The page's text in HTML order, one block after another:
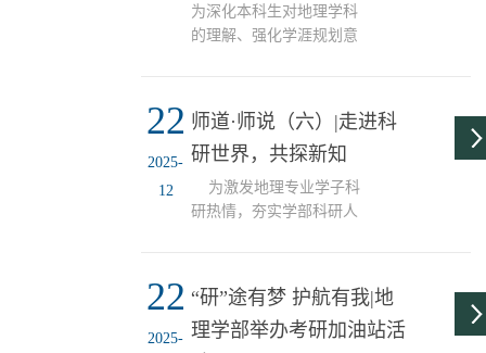
变化背景下水资源演变机
理这一科学问题，持续...
本科大一学生参加，学部
党委副书记刘亮主持。高
科研项目、主要学术论文
成果以及指导学生论文与
竞赛等四大维度展开介
绍，充分展现了其深厚的
学术积淀与丰富的育人经
为深化本科生对地理学科
的理解、强化学涯规划意
举办“师道·师说”系列第七
讲与第八讲，分别邀请青
年教师陈小强与教授孟伟
庆担任主讲，2024级、
2025级全体本科生参与，
师的求索之路在劝学楼
A111，陈小强老师以“从地
22
2025-
12
师道·师说（六）|走进科
研世界，共探新知
为激发地理专业学子科
研热情，夯实学部科研人
月10日，“师道·师说”系列
主题讲座第六讲在我校劝
学楼A111顺利开讲。本次
22
2025-
“研”途有梦 护航有我|地
理学部举办考研加油站活